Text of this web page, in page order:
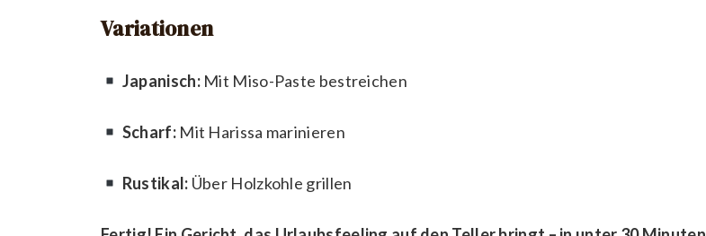
Variationen
Japanisch:Mit Miso-Paste bestreichen
Scharf:Mit Harissa marinieren
Rustikal: Über Holzkohle grillen